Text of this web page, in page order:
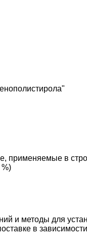
применяемые в
%)
и методы для
в